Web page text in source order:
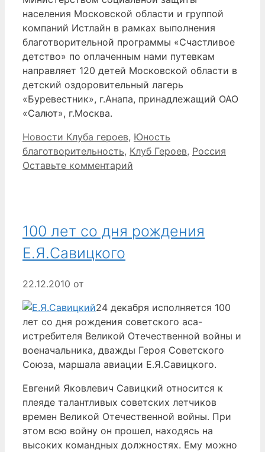
населения Московской области и группой
компаний Истлайн в рамках выполнения
благотворительной программы «Счастливое
детство» по оплаченным нами путевкам
направляет 120 детей Московской области в
детский оздоровительный лагерь
«Буревестник», г.Анапа, принадлежащий ОАО
«Салют», г.Москва.
Рубрики
Новости Клуба героев, Юность
благотворительность, Клуб Героев, Россия
Оставьте комментарий
100 лет со дня рождения
Е.Я.Савицкого
22.12.2010 от
24 декабря исполняется 100
лет со дня рождения советского аса-
истребителя Великой Отечественной войны и
военачальника, дважды Героя Советского
Союза, маршала авиации Е.Я.Савицкого.
Евгений Яковлевич Савицкий относится к
плеяде талантливых советских летчиков
времен Великой Отечественной войны. При
этом всю войну он прошел, находясь на
высоких командных должностях. Ему можно